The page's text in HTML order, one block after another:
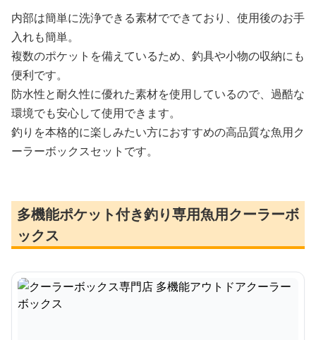
内部は簡単に洗浄できる素材でできており、使用後のお手
入れも簡単。
複数のポケットを備えているため、釣具や小物の収納にも
便利です。
防水性と耐久性に優れた素材を使用しているので、過酷な
環境でも安心して使用できます。
釣りを本格的に楽しみたい方におすすめの高品質な魚用ク
ーラーボックスセットです。
多機能ポケット付き釣り専用魚用クーラーボ
ックス